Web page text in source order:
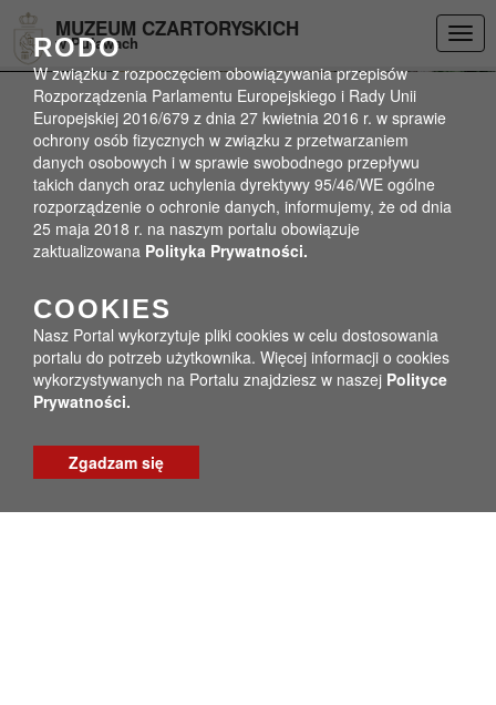
DEKLARACJA DOSTĘPNOŚCI
MUZEUM CZARTORYSKICH
w Puławach
RODO
W związku z rozpoczęciem obowiązywania przepisów
Rozporządzenia Parlamentu Europejskiego i Rady Unii
Europejskiej 2016/679 z dnia 27 kwietnia 2016 r. w sprawie
ochrony osób fizycznych w związku z przetwarzaniem
danych osobowych i w sprawie swobodnego przepływu
takich danych oraz uchylenia dyrektywy 95/46/WE ogólne
rozporządzenie o ochronie danych, informujemy, że od dnia
25 maja 2018 r. na naszym portalu obowiązuje
zaktualizowana Polityka Prywatności.
COOKIES
Nasz Portal wykorzytuje pliki cookies w celu dostosowania
portalu do potrzeb użytkownika. Więcej informacji o cookies
wykorzystywanych na Portalu znajdziesz w naszej Polityce
Prywatności.
Zgadzam się